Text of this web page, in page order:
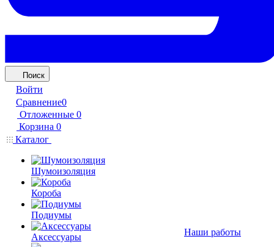
Поиск
Войти
Сравнение0
Отложенные 0
Корзина 0
Каталог
Шумоизоляция
Короба
Подиумы
Аксессуары
Наши работы